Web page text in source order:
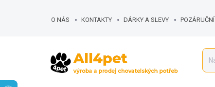
O NÁS KONTAKTY DÁRKY A SLEVY